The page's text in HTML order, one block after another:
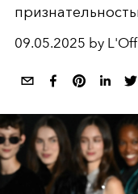
09.05.2025 by